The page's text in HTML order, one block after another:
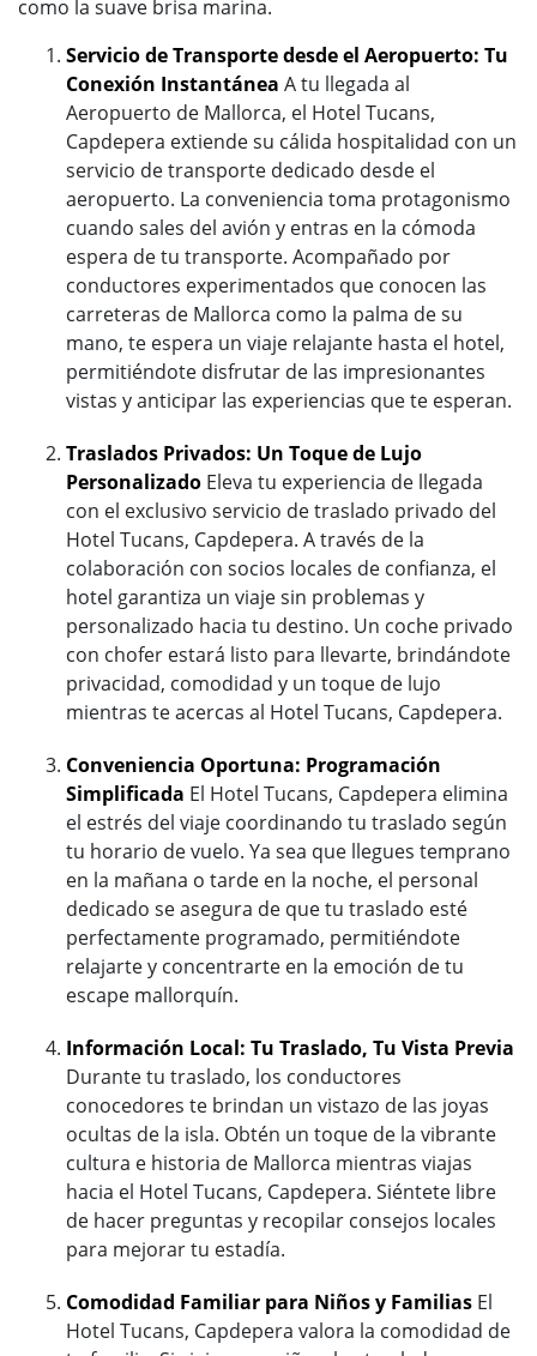
como la suave brisa marina.
Servicio de Transporte desde el Aeropuerto: Tu
Conexión Instantánea A tu llegada al
Aeropuerto de Mallorca, el Hotel Tucans,
Capdepera extiende su cálida hospitalidad con un
servicio de transporte dedicado desde el
aeropuerto. La conveniencia toma protagonismo
cuando sales del avión y entras en la cómoda
espera de tu transporte. Acompañado por
conductores experimentados que conocen las
carreteras de Mallorca como la palma de su
mano, te espera un viaje relajante hasta el hotel,
permitiéndote disfrutar de las impresionantes
vistas y anticipar las experiencias que te esperan.
Traslados Privados: Un Toque de Lujo
Personalizado Eleva tu experiencia de llegada
con el exclusivo servicio de traslado privado del
Hotel Tucans, Capdepera. A través de la
colaboración con socios locales de confianza, el
hotel garantiza un viaje sin problemas y
personalizado hacia tu destino. Un coche privado
con chofer estará listo para llevarte, brindándote
privacidad, comodidad y un toque de lujo
mientras te acercas al Hotel Tucans, Capdepera.
Conveniencia Oportuna: Programación
Simplificada El Hotel Tucans, Capdepera elimina
el estrés del viaje coordinando tu traslado según
tu horario de vuelo. Ya sea que llegues temprano
en la mañana o tarde en la noche, el personal
dedicado se asegura de que tu traslado esté
perfectamente programado, permitiéndote
relajarte y concentrarte en la emoción de tu
escape mallorquín.
Información Local: Tu Traslado, Tu Vista Previa
Durante tu traslado, los conductores
conocedores te brindan un vistazo de las joyas
ocultas de la isla. Obtén un toque de la vibrante
cultura e historia de Mallorca mientras viajas
hacia el Hotel Tucans, Capdepera. Siéntete libre
de hacer preguntas y recopilar consejos locales
para mejorar tu estadía.
Comodidad Familiar para Niños y Familias El
Hotel Tucans, Capdepera valora la comodidad de